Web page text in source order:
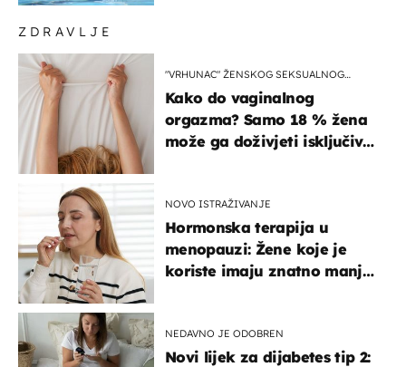
ZDRAVLJE
"VRHUNAC" ŽENSKOG SEKSUALNOG
Kako do vaginalnog
orgazma? Samo 18 % žena
može ga doživjeti isključivo
NOVO ISTRAŽIVANJE
Hormonska terapija u
menopauzi: Žene koje je
koriste imaju znatno manji
NEDAVNO JE ODOBREN
Novi lijek za dijabetes tip 2: